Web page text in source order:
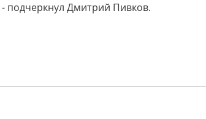
подчеркнул Дмитрий Пивков.